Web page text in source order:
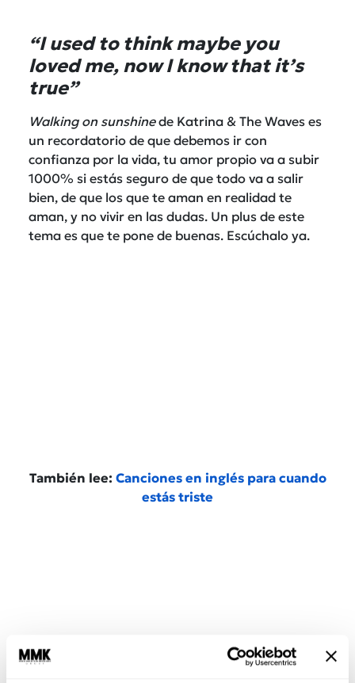
“I used to think maybe you
loved me, now I know that it’s
true”
Walking on sunshinede Katrina & The Waves es
un recordatorio de que debemos ir con
confianza por la vida, tu amor propio va a subir
1000% si estás seguro de que todo va a salir
bien, de que los que te aman en realidad te
aman, y no vivir en las dudas. Un plus de este
tema es que te pone de buenas. Escúchalo ya.
También lee: Canciones en inglés para cuando
estás triste